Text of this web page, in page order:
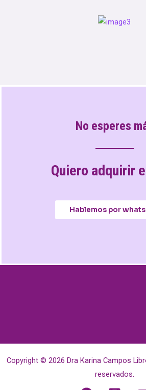
No esperes
Quiero adquirir
Hablemos por
Copyright © 2026 Dra Karina Campos
reservados.